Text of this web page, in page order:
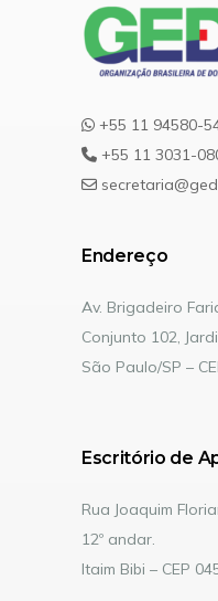
+55 11 94580-
+55 11 3031-
Endereço
Av. Brigadeiro
Conjunto 102,
São Paulo/SP –
Escritório de
Rua Joaquim
12º andar.
Itaim Bibi – CEP